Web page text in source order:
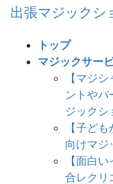
出張マジックシ
トップ
マジックサー
【マジ
ントや
ジックシ
【子ど
向けマジ
【面白
合レクリ